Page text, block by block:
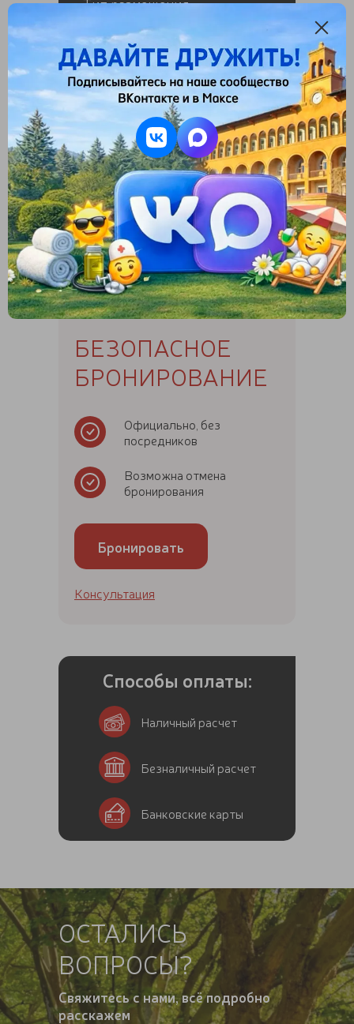
Весь номер при размещение в нем 1 чел.
Основное место в номере
Доп. место на взрослого
Основное место на ребенка
Доп. место на ребенка
БЕЗОПАСНОЕ
БРОНИРОВАНИЕ
Официально, без
посредников
Возможна отмена
бронирования
Бронировать
Консультация
Способы оплаты:
Наличный расчет
Безналичный расчет
Банковские карты
ОСТАЛИСЬ
ВОПРОСЫ?
Свяжитесь с нами, всё подробно
расскажем